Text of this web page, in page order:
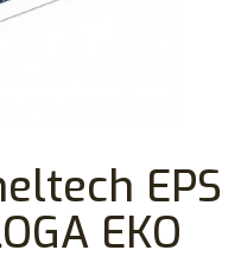
EPS
EKO